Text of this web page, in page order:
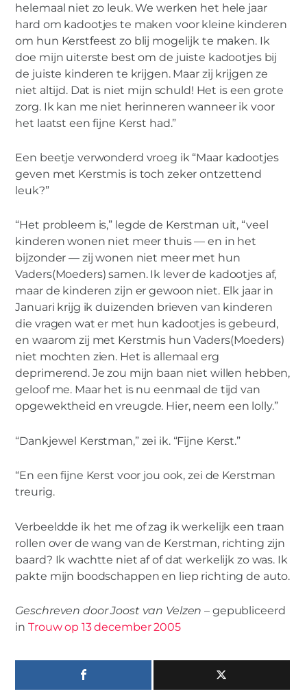
helemaal niet zo leuk. We werken het hele jaar
hard om kadootjes te maken voor kleine kinderen
om hun Kerstfeest zo blij mogelijk te maken. Ik
doe mijn uiterste best om de juiste kadootjes bij
de juiste kinderen te krijgen. Maar zij krijgen ze
niet altijd. Dat is niet mijn schuld! Het is een grote
zorg. Ik kan me niet herinneren wanneer ik voor
het laatst een fijne Kerst had.”
Een beetje verwonderd vroeg ik “Maar kadootjes
geven met Kerstmis is toch zeker ontzettend
leuk?”
“Het probleem is,” legde de Kerstman uit, “veel
kinderen wonen niet meer thuis — en in het
bijzonder — zij wonen niet meer met hun
Vaders(Moeders) samen. Ik lever de kadootjes af,
maar de kinderen zijn er gewoon niet. Elk jaar in
Januari krijg ik duizenden brieven van kinderen
die vragen wat er met hun kadootjes is gebeurd,
en waarom zij met Kerstmis hun Vaders(Moeders)
niet mochten zien. Het is allemaal erg
deprimerend. Je zou mijn baan niet willen hebben,
geloof me. Maar het is nu eenmaal de tijd van
opgewektheid en vreugde. Hier, neem een lolly.”
“Dankjewel Kerstman,” zei ik. “Fijne Kerst.”
“En een fijne Kerst voor jou ook, zei de Kerstman
treurig.
Verbeeldde ik het me of zag ik werkelijk een traan
rollen over de wang van de Kerstman, richting zijn
baard? Ik wachtte niet af of dat werkelijk zo was. Ik
pakte mijn boodschappen en liep richting de auto.
Geschreven door Joost van Velzen – gepubliceerd
inTrouw op 13 december 2005